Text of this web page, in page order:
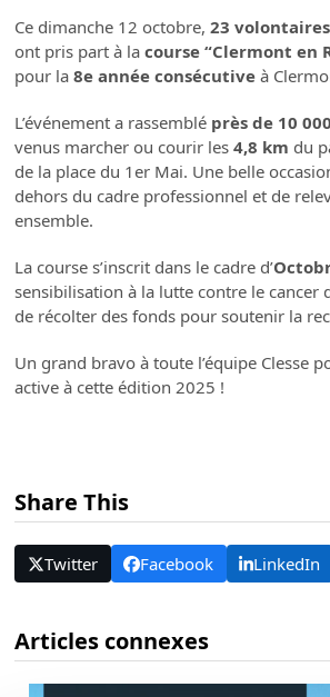
Ce dimanche 12 octobre,23 volontaires
ont pris part à lacourse “Clermont en
pour la8e année consécutive à
L’événement a rassemblé près de 10
venus marcher ou courir les4,8 km du
de la place du 1er Mai. Une belle
dehors du cadre professionnel et de
ensemble.
La course s’inscrit dans le cadre d’
sensibilisation à la lutte contre le cancer
de récolter des fonds pour soutenir la
Un grand bravo à toute l’équipe Clesse
active à cette édition 2025 !
Share This
Twitter Facebook LinkedIn
Articles connexes